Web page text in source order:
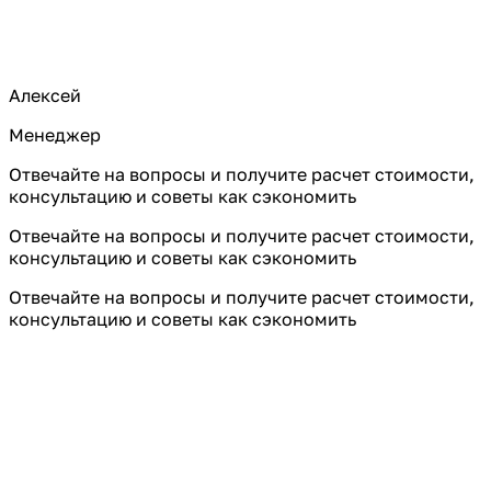
Алексей
Менеджер
Отвечайте на вопросы и получите расчет стоимости,
консультацию и советы как сэкономить
Отвечайте на вопросы и получите расчет стоимости,
консультацию и советы как сэкономить
Отвечайте на вопросы и получите расчет стоимости,
консультацию и советы как сэкономить